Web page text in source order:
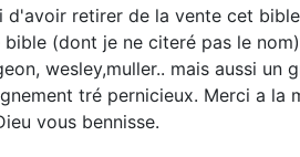
d'avoir retirer de la vente cet
bible (dont je ne citeré pas le
wesley,muller.. mais aussi
tré pernicieux. Merci a la
vous bennisse.